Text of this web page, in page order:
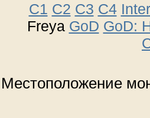
C1 C2 C3 C4
Freya GoD GoD:
Местоположение